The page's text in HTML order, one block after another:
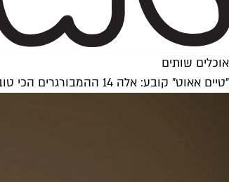
אוכלים שותים
"טיים אאוט" קובע: אלה 14 ההמבורגרים הכי טובים בעולם כרגע